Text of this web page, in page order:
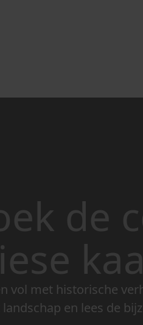
de
vol met historische
en lees de